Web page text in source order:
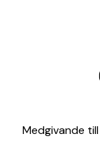
Medgivande